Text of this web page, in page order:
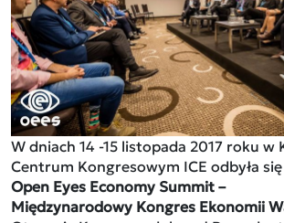
W dniach 14 -15 listopada 2017 roku w
Centrum Kongresowym ICE odbyła
Open Eyes Economy Summit –
Międzynarodowy Kongres Ekonomii